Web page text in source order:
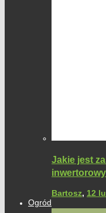
Jakie jest
Bartosz, 12
Ogród